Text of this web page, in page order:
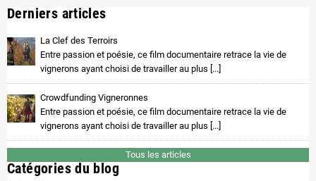
Derniers articles
La Clef des Terroirs
Entre passion et poésie, ce film documentaire retrace la vie de
vignerons ayant choisi de travailler au plus [...]
Crowdfunding Vigneronnes
Entre passion et poésie, ce film documentaire retrace la vie de
vignerons ayant choisi de travailler au plus [...]
Tous les articles
Catégories du blog